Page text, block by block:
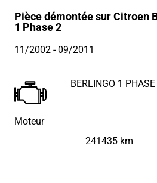
Pièce démontée sur Citroen
1 Phase 2
11/2002- 09/2011
Moteur
BERLINGO 1
241435 km